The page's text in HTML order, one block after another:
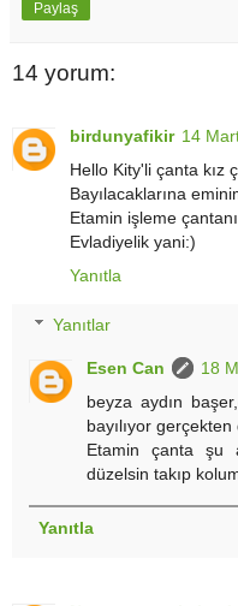
Paylaş
14 yorum:
birdunyafikir 14
Hello Kity'li çanta kız
Bayılacaklarına
Etamin işleme
Evladiyelik yani:)
Yanıtla
Yanıtlar
Esen Can
18
beyza aydın
bayılıyor gerçekten
Etamin çanta şu
düzelsin takıp
Yanıtla